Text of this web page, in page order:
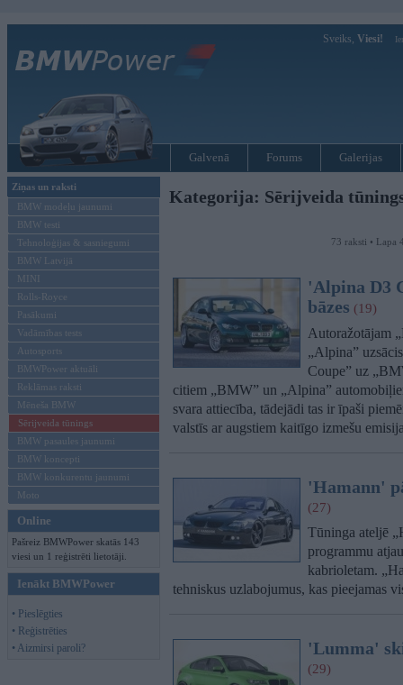
Sveiks, Viesi!
Galvenā Forums Galerijas
Ziņas un raksti
BMW modeļu jaunumi
BMW testi
Tehnoloģijas & sasniegumi
BMW Latvijā
MINI
Rolls-Royce
Pasākumi
Vadāmības tests
Autosports
BMWPower aktuāli
Reklāmas raksti
Mēneša BMW
Sērijveida tūnings
BMW pasaules jaunumi
BMW koncepti
BMW konkurentu jaunumi
Moto
Online
Pašreiz BMWPower skatās 143
viesi un 1 reģistrēti lietotāji.
Ienākt BMWPower
• Pieslēgties
• Reģistrēties
• Aizmirsi paroli?
Kategorija: Sērijveida
73 raksti • Lapa
'Alpina D3
bāzes (19)
Autoražotājam
„Alpina”
Coupe” uz
citiem „BMW” un „Alpina”
svara attiecība, tādejādi tas ir īpaši
valstīs ar augstiem kaitīgo izmešu
'Hamann'
(27)
Tūninga ateljē
programmu
kabrioletam.
tehniskus uzlabojumus, kas pieejamas
'Lumma'
(29)